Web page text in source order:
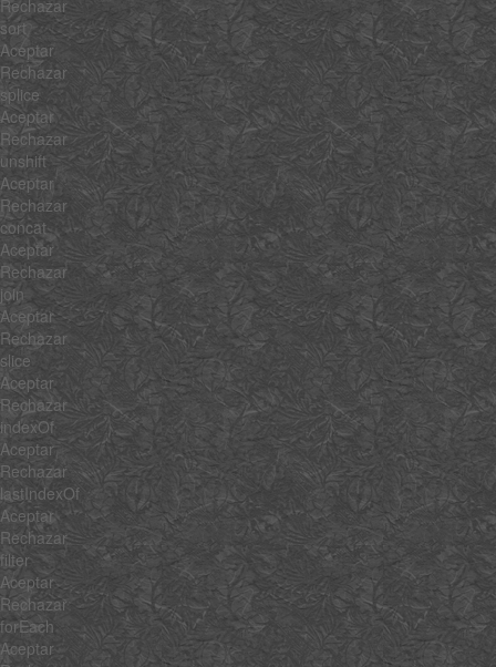
Rechazar
sort
Aceptar
Rechazar
splice
Aceptar
Rechazar
unshift
Aceptar
Rechazar
concat
Aceptar
Rechazar
join
Aceptar
Rechazar
slice
Aceptar
Rechazar
indexOf
Aceptar
Rechazar
lastIndexOf
Aceptar
Rechazar
filter
Aceptar
Rechazar
forEach
Aceptar